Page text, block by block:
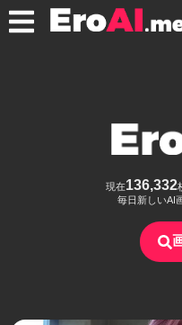
現在136,332
毎日新しいAI